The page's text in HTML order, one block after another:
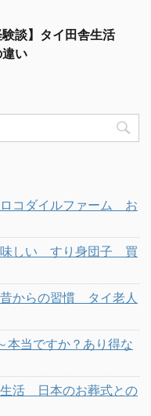
験談】タイ田舎生活
い
コダイルファーム お
しい すり身団子 買
からの習慣 タイ老人
当ですか？あり得な
生活 日本のお葬式との